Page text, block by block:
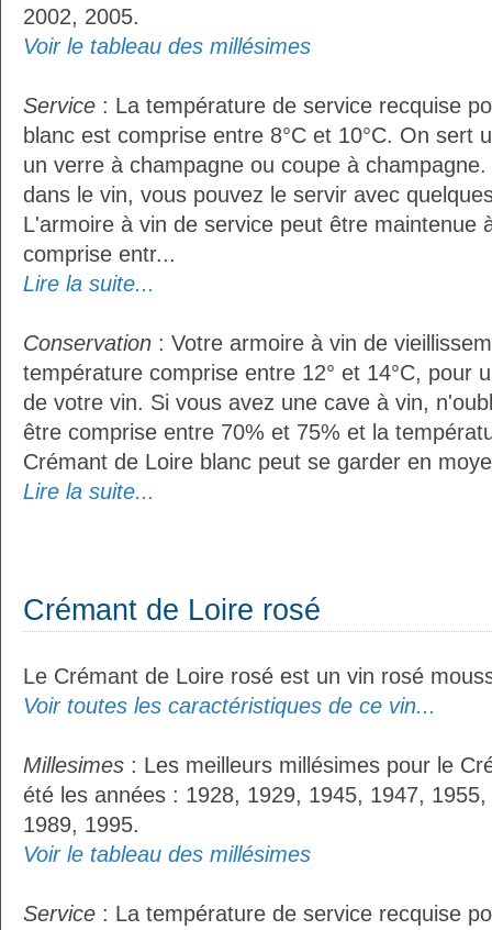
2002, 2005.
Voir le tableau des millésimes
Service : La température de service recquise
blanc est comprise entre 8°C et 10°C. On sert
un verre à champagne ou coupe à
dans le vin, vous pouvez le servir avec
L'armoire à vin de service peut être maintenue
comprise entr...
Lire la suite...
Conservation : Votre armoire à vin de
température comprise entre 12° et 14°C, pour
de votre vin. Si vous avez une cave à vin,
être comprise entre 70% et 75% et la
Crémant de Loire blanc peut se garder en
Lire la suite...
Crémant de Loire rosé
Le Crémant de Loire rosé est un vin rosé
Voir toutes les caractéristiques de ce vin...
Millesimes : Les meilleurs millésimes pour le
été les années : 1928, 1929, 1945, 1947,
1989, 1995.
Voir le tableau des millésimes
Service : La température de service recquise